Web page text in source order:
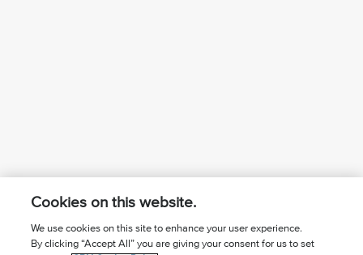
¿Conoces a Jesús? Suscríbase al boletín
Cookies on this website.
We use cookies on this site to enhance your user experience.
By clicking “Accept All” you are giving your consent for us to set